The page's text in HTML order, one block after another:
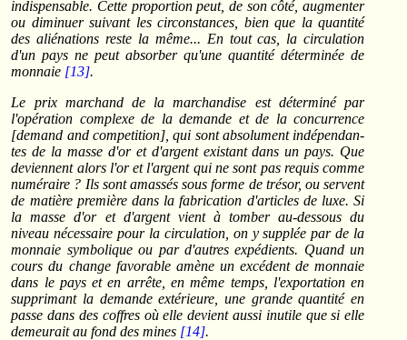
indispensable. Cette proportion peut, de son côté, augmenter
ou diminuer suivant les circonstances, bien que la quantité
des aliénations reste la même... En tout cas, la circulation
d'un pays ne peut absorber qu'une quantité déterminée de
monnaie [13].
Le prix marchand de la marchandise est déterminé par
l'opération complexe de la demande et de la concurrence
[demand and competition], qui sont absolument indépen­dan­
tes de la masse d'or et d'argent existant dans un pays. Que
deviennent alors l'or et l'argent qui ne sont pas requis comme
numéraire ? Ils sont amassés sous forme de trésor, ou servent
de matière première dans la fabrication d'articles de luxe. Si
la masse d'or et d'argent vient à tomber au-dessous du
niveau nécessaire pour la circu­lation, on y supplée par de la
monnaie symbolique ou par d'autres expédients. Quand un
cours du change favorable amène un excédent de monnaie
dans le pays et en arrête, en même temps, l'exportation en
supprimant la demande extérieure, une grande quantité en
passe dans des coffres où elle devient aussi inutile que si elle
demeurait au fond des mines [14].